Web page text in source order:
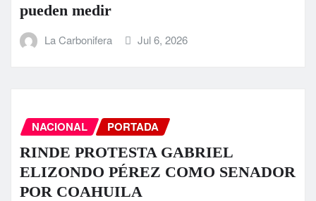
pueden medir
La Carbonifera Jul 6, 2026
NACIONAL PORTADA
RINDE PROTESTA GABRIEL
ELIZONDO PÉREZ COMO SENADOR
POR COAHUILA